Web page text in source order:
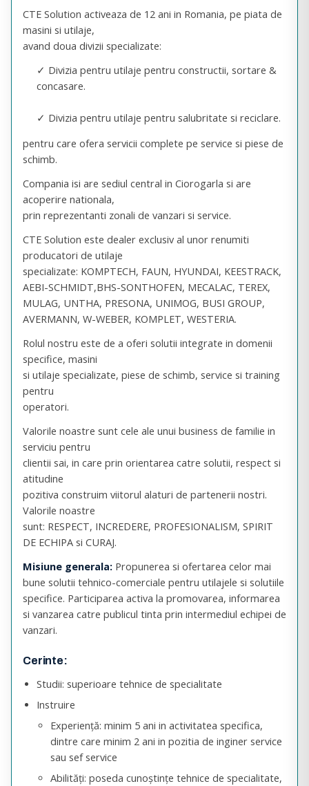
CTE Solution activeaza de 12 ani in Romania, pe piata de
masini si utilaje,
avand doua divizii specializate:
✓ Divizia pentru utilaje pentru constructii, sortare &
concasare.
✓ Divizia pentru utilaje pentru salubritate si reciclare.
pentru care ofera servicii complete pe service si piese de
schimb.
Compania isi are sediul central in Ciorogarla si are
acoperire nationala,
prin reprezentanti zonali de vanzari si service.
CTE Solution este dealer exclusiv al unor renumiti
producatori de utilaje
specializate: KOMPTECH, FAUN, HYUNDAI, KEESTRACK,
AEBI-SCHMIDT,BHS-SONTHOFEN, MECALAC, TEREX,
MULAG, UNTHA, PRESONA, UNIMOG, BUSI GROUP,
AVERMANN, W-WEBER, KOMPLET, WESTERIA.
Rolul nostru este de a oferi solutii integrate in domenii
specifice, masini
si utilaje specializate, piese de schimb, service si training
pentru
operatori.
Valorile noastre sunt cele ale unui business de familie in
serviciu pentru
clientii sai, in care prin orientarea catre solutii, respect si
atitudine
pozitiva construim viitorul alaturi de partenerii nostri.
Valorile noastre
sunt: RESPECT, INCREDERE, PROFESIONALISM, SPIRIT
DE ECHIPA si CURAJ.
Misiune generala: Propunerea si ofertarea celor mai
bune solutii tehnico-comerciale pentru utilajele si solutiile
specifice. Participarea activa la promovarea, informarea
si vanzarea catre publicul tinta prin intermediul echipei de
vanzari.
Cerinte:
Studii: superioare tehnice de specialitate
Instruire
Experienţă: minim 5 ani in activitatea specifica,
dintre care minim 2 ani in pozitia de inginer service
sau sef service
Abilităţi: poseda cunoştinţe tehnice de specialitate,